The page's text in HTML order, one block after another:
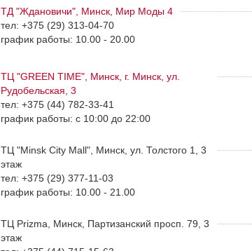
ТД "Ждановичи", Минск, Мир Моды 4
тел: +375 (29) 313-04-70
график работы: 10.00 - 20.00
ТЦ "GREEN TIME", Минск, г. Минск, ул.
Рудобельская, 3
тел: +375 (44) 782-33-41
график работы: с 10:00 до 22:00
ТЦ "Minsk City Mall", Минск, ул. Толстого 1, 3
этаж
тел: +375 (29) 377-11-03
график работы: 10.00 - 21.00
ТЦ Prizma, Минск, Партизанский просп. 79, 3
этаж